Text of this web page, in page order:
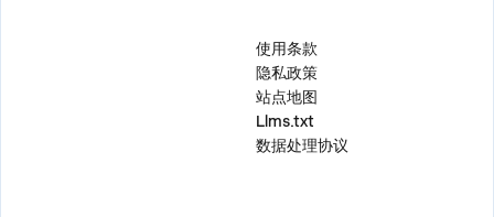
使用条款
隐私政策
站点地图
Llms.txt
数据处理协议